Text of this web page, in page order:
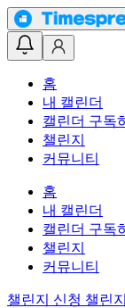
홈
내 캘린더
캘린더 구독
챌린지
커뮤니티
홈
내 캘린더
캘린더 구독
챌린지
커뮤니티
챌린지 신청 챌린